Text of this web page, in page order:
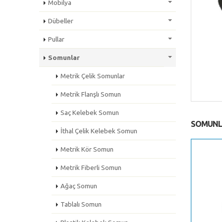
Mobilya
Dübeller
Pullar
Somunlar
Metrik Çelik Somunlar
Metrik Flanşlı Somun
Saç Kelebek Somun
İthal Çelik Kelebek Somun
Metrik Kör Somun
Metrik Fiberli Somun
Ağaç Somun
Tablalı Somun